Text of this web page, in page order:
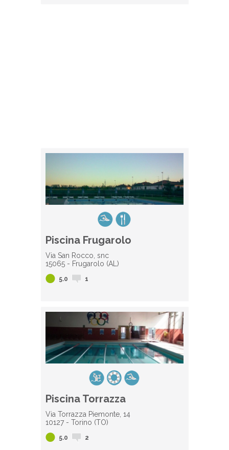
Piscina Frugarolo
Via San Rocco, snc
15065 - Frugarolo (AL)
5.0 1
Piscina Torrazza
Via Torrazza Piemonte, 14
10127 - Torino (TO)
5.0 2